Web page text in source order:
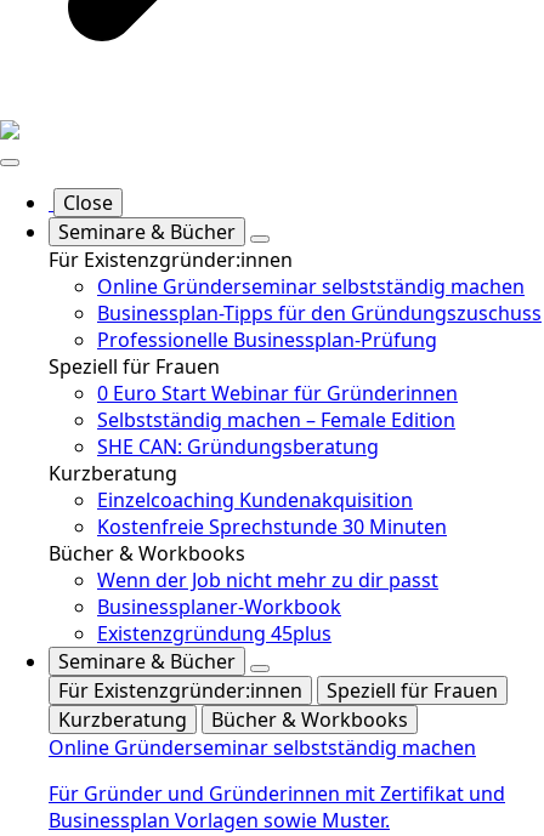
Close
Seminare & Bücher
Für Existenzgründer:innen
Online Gründerseminar selbstständig machen
Businessplan-Tipps für den Gründungszuschuss
Professionelle Businessplan-Prüfung
Speziell für Frauen
0 Euro Start Webinar für Gründerinnen
Selbstständig machen – Female Edition
SHE CAN: Gründungsberatung
Kurzberatung
Einzelcoaching Kundenakquisition
Kostenfreie Sprechstunde 30 Minuten
Bücher & Workbooks
Wenn der Job nicht mehr zu dir passt
Businessplaner-Workbook
Existenzgründung 45plus
Seminare & Bücher
Für Existenzgründer:innen
Speziell für Frauen
Kurzberatung
Bücher & Workbooks
Online Gründerseminar selbstständig machen
Für Gründer und Gründerinnen mit Zertifikat und
Businessplan Vorlagen sowie Muster.